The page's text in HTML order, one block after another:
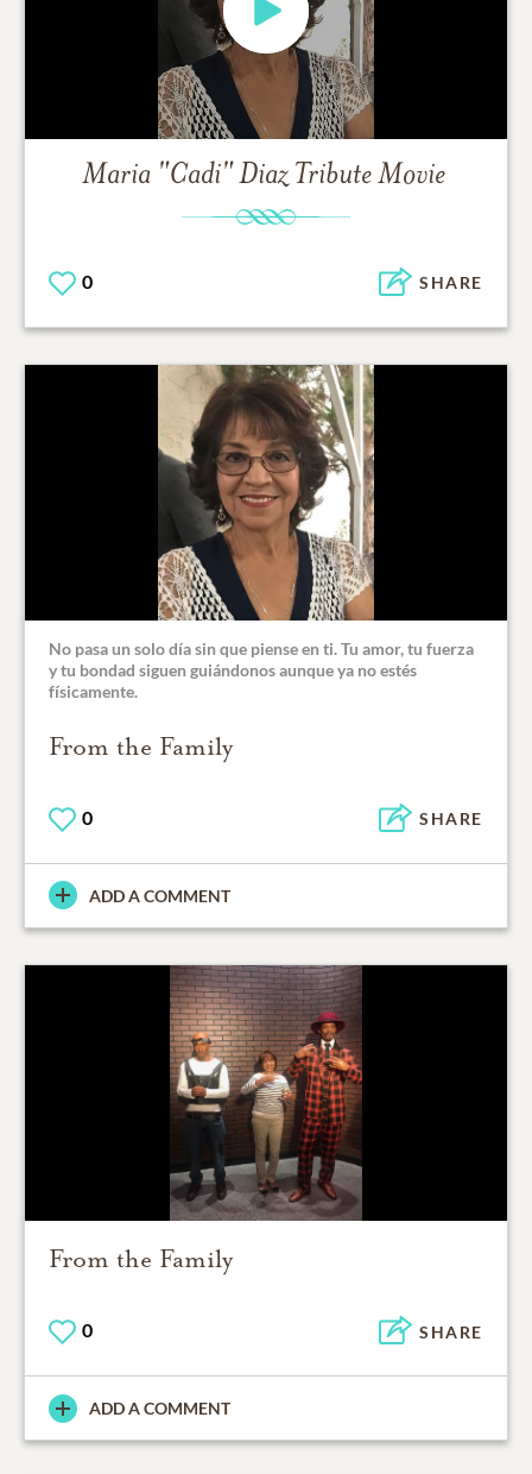
Maria "Cadi" Diaz Tribute Movie
0 SHARE
No pasa un solo día sin que piense en ti. Tu amor, tu fuerza
y tu bondad siguen guiándonos aunque ya no estés
físicamente.
From the Family
0 SHARE
ADD A COMMENT
From the Family
0 SHARE
ADD A COMMENT